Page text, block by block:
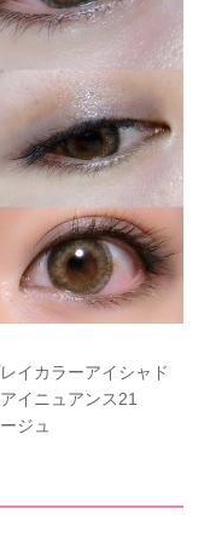
イカラーアイシャド
イニュアンス21
ジュ